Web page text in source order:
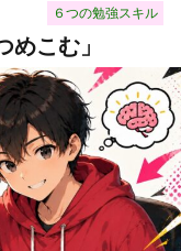
６つの勉強スキル
こむ」